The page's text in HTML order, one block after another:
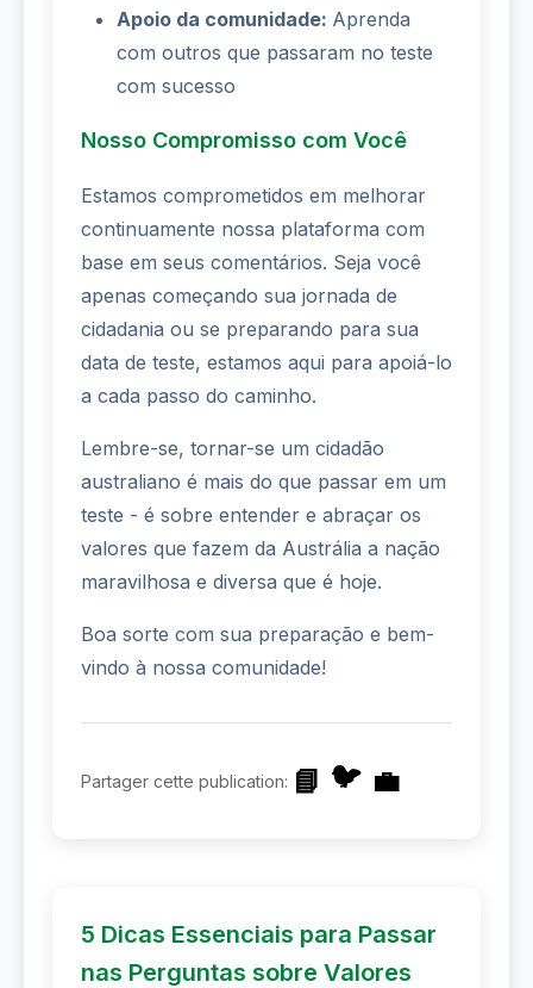
Apoio da comunidade: Aprenda
com outros que passaram no teste
com sucesso
Nosso Compromisso com Você
Estamos comprometidos em melhorar
continuamente nossa plataforma com
base em seus comentários. Seja você
apenas começando sua jornada de
cidadania ou se preparando para sua
data de teste, estamos aqui para apoiá-lo
a cada passo do caminho.
Lembre-se, tornar-se um cidadão
australiano é mais do que passar em um
teste - é sobre entender e abraçar os
valores que fazem da Austrália a nação
maravilhosa e diversa que é hoje.
Boa sorte com sua preparação e bem-
vindo à nossa comunidade!
Partager cette publication: 📘 🐦 💼
5 Dicas Essenciais para Passar
nas Perguntas sobre Valores